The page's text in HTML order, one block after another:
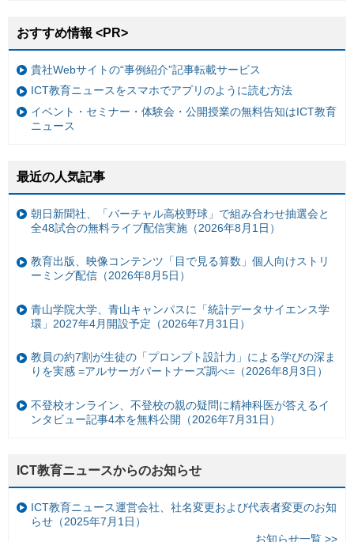
おすすめ情報 <PR>
貴社Webサイトの“事例紹介”記事転載サービス
ICT教育ニュースをスマホでアプリのように読む方法
イベント・セミナー・体験会・公開授業の無料告知はICT教育
ニュース
最近の人気記事
朝日新聞社、「バーチャル高校野球」で組み合わせ抽選会と
全48試合の無料ライブ配信実施（2026年8月1日）
教育出版、映像コンテンツ「目で見る算数」個人向けストリ
ーミング配信（2026年8月5日）
青山学院大学、青山キャンパスに「統計データサイエンス学
環」2027年4月開設予定（2026年7月31日）
教員の約7割が生徒の「プロンプト設計力」による学びの深ま
りを実感 =アルサーガパートナーズ調べ=（2026年8月3日）
不登校オンライン、不登校の親の疑問に精神科医が答えるイ
ンタビュー記事4本を無料公開（2026年7月31日）
ICT教育ニュースからのお知らせ
ICT教育ニュース運営会社、社名変更および代表者変更のお知
らせ（2025年7月1日）
お知らせ一覧 >>